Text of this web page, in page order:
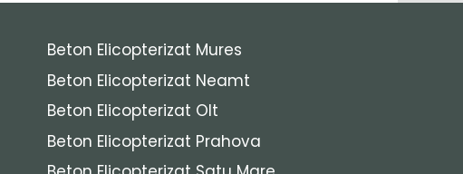
Beton Elicopterizat Mures
Beton Elicopterizat Neamt
Beton Elicopterizat Olt
Beton Elicopterizat Prahova